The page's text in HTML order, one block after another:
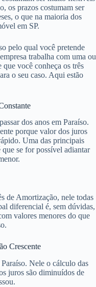
os prazos costumam ser
o que na maioria dos
em SP.
pelo qual você pretende
trabalha com uma ou
que você conheça os três
o seu caso. Aqui estão
dos anos em Paraíso.
porque valor dos juros
Uma das principais
que se for possível adiantar
de Amortização, nele todas
diferencial é, sem dúvidas,
valores menores do que
Crescente
Nele o cálculo das
juros são diminuídos de